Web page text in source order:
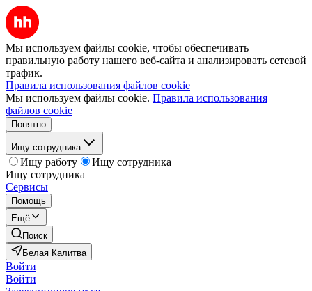
Мы используем файлы cookie, чтобы обеспечивать
правильную работу нашего веб-сайта и анализировать сетевой
трафик.
Правила использования файлов cookie
Мы используем файлы cookie. Правила использования
файлов cookie
Понятно
Ищу сотрудника
Ищу работу
Ищу сотрудника
Ищу сотрудника
Сервисы
Помощь
Ещё
Поиск
Белая Калитва
Войти
Войти